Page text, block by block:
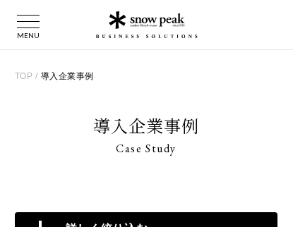
TOP / 導入企業事例
導入企業事例
Case Study